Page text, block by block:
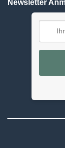
Newsletter